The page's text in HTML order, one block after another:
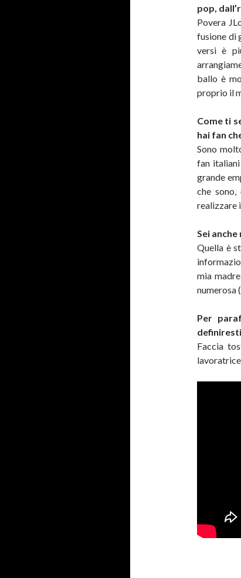
pop,
Povera
fusione di
versi è
ballo è
proprio il
Come ti
hai fan
Sono
fan italiani
grande
che
realizzare
Sei
Quella è
mia
numerosa
Per
Faccia